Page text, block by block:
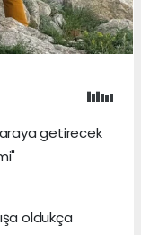
getirecek
oldukça